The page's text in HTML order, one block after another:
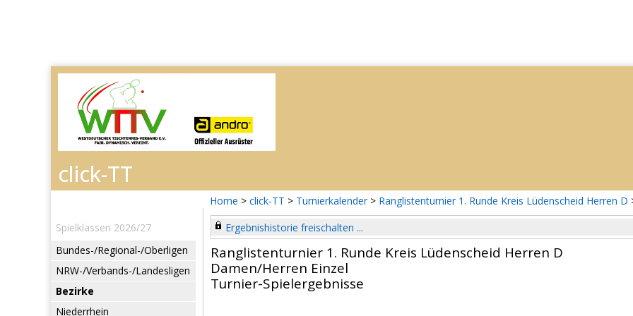
Home > click-TT > Turnierkalender > Ranglistenturnier 1. Runde Kreis Lüdenscheid Herren D
Spielklassen 2026/27
Bundes-/Regional-/Oberligen
NRW-/Verbands-/Landesligen
Bezirke
Niederrhein
Ergebnishistorie freischalten ...
Ranglistenturnier 1. Runde Kreis Lüdenscheid Herren D
Damen/Herren Einzel
Turnier-Spielergebnisse